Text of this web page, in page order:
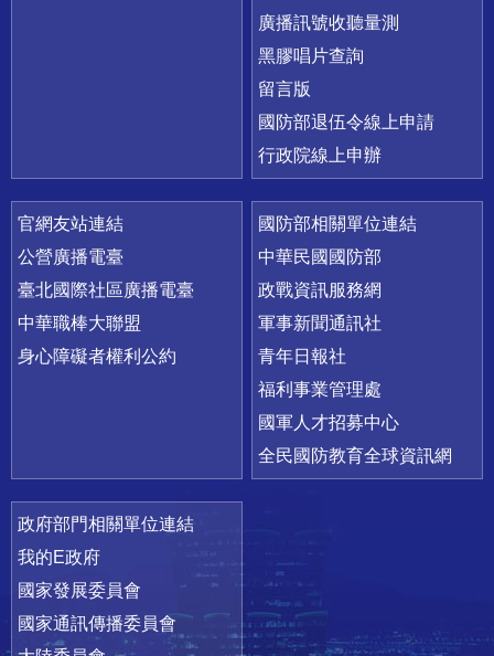
廣播訊號收聽量測
黑膠唱片查詢
留言版
國防部退伍令線上申請
行政院線上申辦
官網友站連結
公營廣播電臺
臺北國際社區廣播電臺
中華職棒大聯盟
身心障礙者權利公約
國防部相關單位連結
中華民國國防部
政戰資訊服務網
軍事新聞通訊社
青年日報社
福利事業管理處
國軍人才招募中心
全民國防教育全球資訊網
政府部門相關單位連結
我的E政府
國家發展委員會
國家通訊傳播委員會